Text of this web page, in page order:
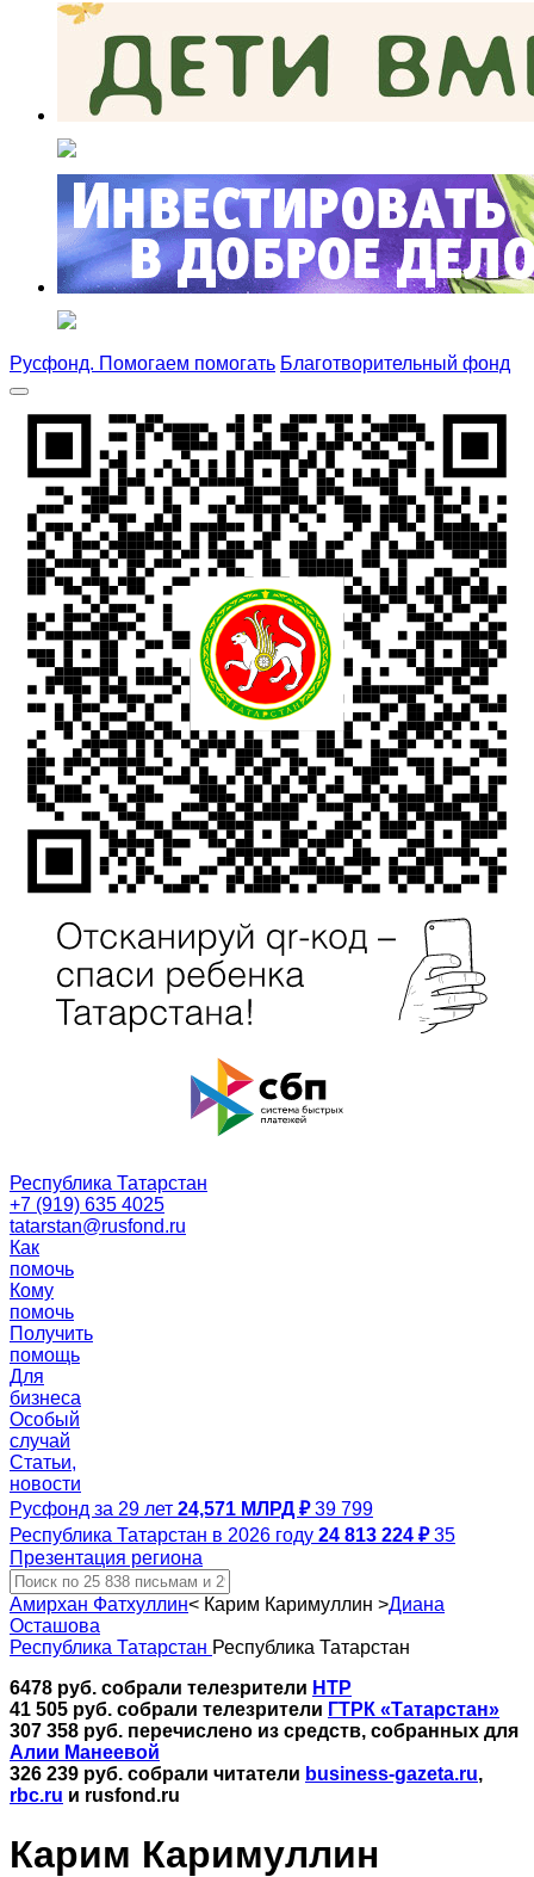
Русфонд. Помогаем помогать Благотворительный фонд
Республика Татарстан
+7 (919) 635 4025
tatarstan@rusfond.ru
Как
помочь
Кому
помочь
Получить
помощь
Для
бизнеса
Особый
случай
Статьи,
новости
Русфонд за 29 лет 24,571 МЛРД ₽ 39 799
Республика Татарстан в 2026 году 24 813 224 ₽ 35
Презентация региона
Амирхан Фатхуллин< Карим Каримуллин >Диана
Осташова
Республика Татарстан Республика Татарстан
6478 руб. собрали телезрители НТР
41 505 руб. собрали телезрители ГТРК «Татарстан»
307 358 руб. перечислено из средств, собранных для
Алии Манеевой
326 239 руб. собрали читатели business-gazeta.ru,
rbc.ru и rusfond.ru
Карим Каримуллин